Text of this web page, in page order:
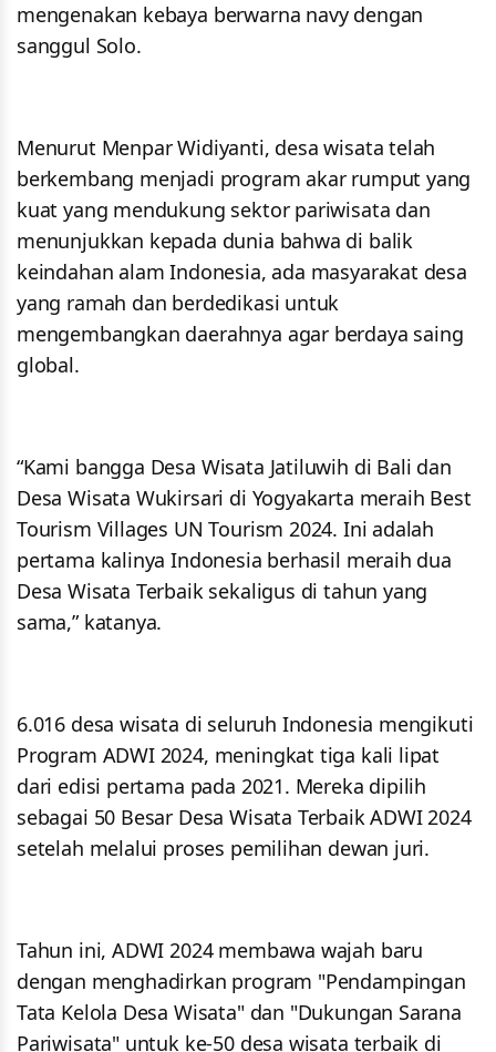
mengenakan kebaya berwarna navy dengan
sanggul Solo.
Menurut Menpar Widiyanti, desa wisata telah
berkembang menjadi program akar rumput yang
kuat yang mendukung sektor pariwisata dan
menunjukkan kepada dunia bahwa di balik
keindahan alam Indonesia, ada masyarakat desa
yang ramah dan berdedikasi untuk
mengembangkan daerahnya agar berdaya saing
global.
“Kami bangga Desa Wisata Jatiluwih di Bali dan
Desa Wisata Wukirsari di Yogyakarta meraih Best
Tourism Villages UN Tourism 2024. Ini adalah
pertama kalinya Indonesia berhasil meraih dua
Desa Wisata Terbaik sekaligus di tahun yang
sama,” katanya.
6.016 desa wisata di seluruh Indonesia mengikuti
Program ADWI 2024, meningkat tiga kali lipat
dari edisi pertama pada 2021. Mereka dipilih
sebagai 50 Besar Desa Wisata Terbaik ADWI 2024
setelah melalui proses pemilihan dewan juri.
Tahun ini, ADWI 2024 membawa wajah baru
dengan menghadirkan program "Pendampingan
Tata Kelola Desa Wisata" dan "Dukungan Sarana
Pariwisata" untuk ke-50 desa wisata terbaik di